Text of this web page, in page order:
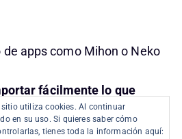
de apps como Mihon o Neko
fácilmente lo que
la opción de exportar sus
con herramientas de
sitio utiliza cookies. Al continuar
en su uso. Si quieres saber cómo
tienes toda la información aquí: